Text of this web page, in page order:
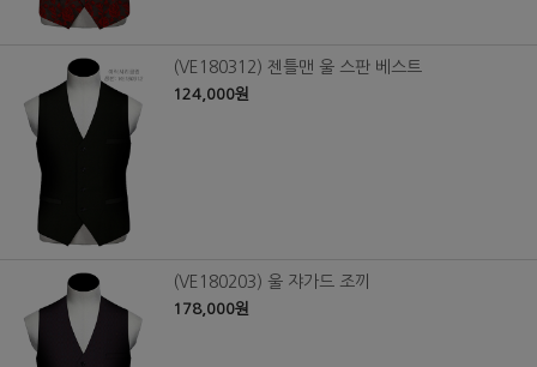
(VE180312) 젠틀맨 울 스판 베스트
124,000원
(VE180203) 울 쟈가드 조끼
178,000원